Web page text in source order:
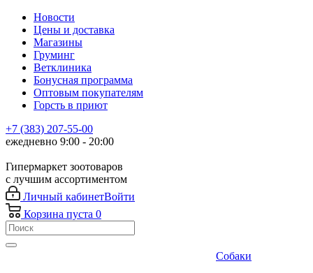
Новости
Цены и доставка
Магазины
Груминг
Ветклиника
Бонусная программа
Оптовым покупателям
Горсть в приют
+7 (383) 207-55-00
ежедневно 9:00 - 20:00
Гипермаркет зоотоваров
с лучшим ассортиментом
Личный кабинетВойти
Корзина пуста 0
Собаки